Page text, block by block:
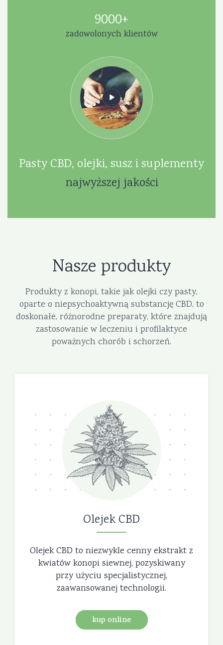
9000+
zadowolonych klientów
Pasty CBD, olejki, susz i suplementy
najwyższej jakości
Nasze produkty
Produkty z konopi, takie jak olejki czy pasty,
oparte o niepsychoaktywną substancję CBD, to
doskonałe, różnorodne preparaty, które znajdują
zastosowanie w leczeniu i profilaktyce
poważnych chorób i schorzeń.
Olejek CBD
Olejek CBD to niezwykle cenny ekstrakt z
kwiatów konopi siewnej, pozyskiwany
przy użyciu specjalistycznej,
zaawansowanej technologii.
kup online